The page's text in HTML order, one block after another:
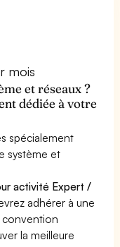
mois
et réseaux ?
dédiée à votre
spécialement
système et
activité Expert /
adhérer à une
convention
la meilleure